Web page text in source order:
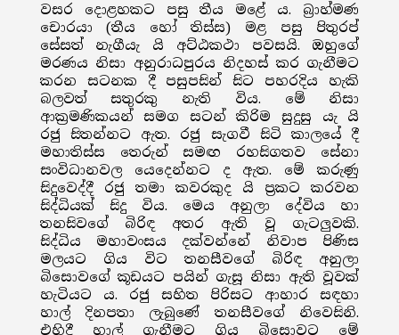
වසර දොළහකට පසු තීය මළේ ය. බ්‍රාහ්මණ
චොරයා (තීය හෝ තිස්ස) මළ පසු පිතුරප්
සේසත් නැගීයැ යි අට්ඨකථා පවසයි. ඔහුගේ
මරණය නිසා අනුරාධපුරය නිදහස් කර ගැනීමට
කරන සටනක දී පසුපසින් සිට පහරදිය හැකි
බලවත් සතුරකු නැති විය. මේ නිසා
ආක්‍රමණිකයන් සමග සටන් කිරිම සුදුසු යැ යි
රජු සිතන්නට ඇත. රජු සැගවී සිටි කාලයේ දී
මහාතිස්ස තෙරුන් සමඟ රහසිගතව සේනා
සංවිධානවල යෙදෙන්නට ද ඇත. මේ කරුණු
සිදුවෙද්දී රජු තමා කවරකුද යි ප්‍රකට කරවන
සිද්ධියක් සිදු විය. මෙය අනුලා දේවිය හා
තනසිවගේ බිරිඳ අතර ඇති වූ ගැටලුවකි.
සිද්ධිය මහාවංසය දක්වන්නේ නිවාප පිණිස
මලයට ගිය විට තනසීවගේ බිරිඳ අනුලා
බිසොවගේ කූඩයට පයින් ගැසූ නිසා ඇති වූවක්
හැටියට ය. රජු සහිත පිරිසට ආහාර සඳහා
හාල් දිනපතා ලැබුණේ තනසීවගේ නිවෙසිනි.
එහිදී හාල් ගැනීමට ගිය බිසොවට මේ